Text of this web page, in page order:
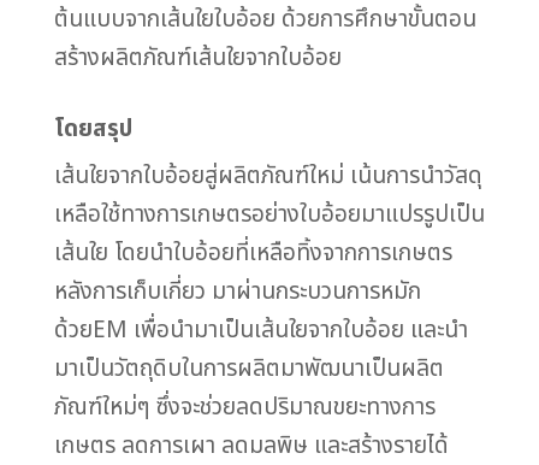
ต้นแบบจากเส้นใยใบอ้อย ด้วยการศึกษาขั้นตอน
สร้างผลิตภัณฑ์เส้นใยจากใบอ้อย
โดยสรุป
เส้นใยจากใบอ้อยสู่ผลิตภัณฑ์ใหม่ เน้นการนำวัสดุ
เหลือใช้ทางการเกษตรอย่างใบอ้อยมาแปรรูปเป็น
เส้นใย โดยนำใบอ้อยที่เหลือทิ้งจากการเกษตร
หลังการเก็บเกี่ยว มาผ่านกระบวนการหมัก
ด้วยEM เพื่อนำมาเป็นเส้นใยจากใบอ้อย และนำ
มาเป็นวัตถุดิบในการผลิตมาพัฒนาเป็นผลิต
ภัณฑ์ใหม่ๆ ซึ่งจะช่วยลดปริมาณขยะทางการ
เกษตร ลดการเผา ลดมลพิษ และสร้างรายได้